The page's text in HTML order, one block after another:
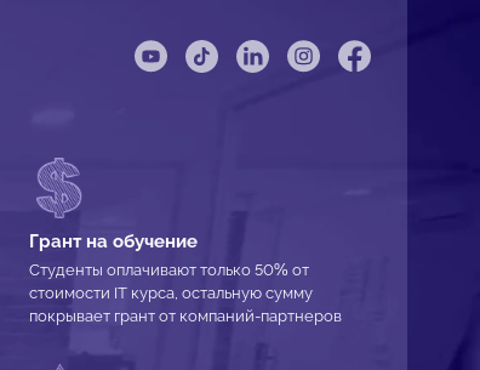
Грант на обучение
Студенты оплачивают только 50% от
стоимости IT курса, остальную сумму
покрывает грант от компаний-партнеров